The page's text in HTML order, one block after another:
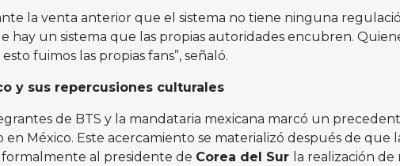
la venta anterior que el sistema no tiene ninguna
hay un sistema que las propias autoridades encubren.
fuimos las propias fans”, señaló.
y sus repercusiones culturales
de BTS y la mandataria mexicana marcó un
en México. Este acercamiento se materializó después de que
formalmente al presidente de Corea del Sur la realización de